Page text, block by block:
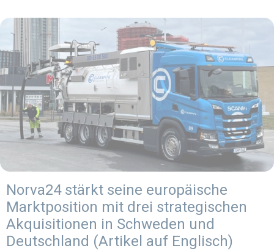
Norva24 stärkt seine europäische
Marktposition mit drei strategischen
Akquisitionen in Schweden und
Deutschland (Artikel auf Englisch)